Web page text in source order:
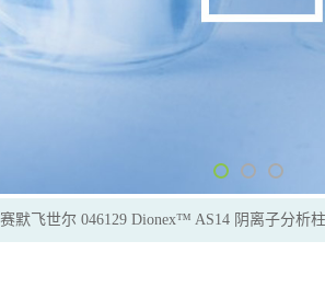
赛默飞世尔 046129 Dionex™ AS14 阴离子分析